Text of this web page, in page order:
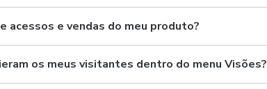
e vendas do meu produto?
os meus visitantes dentro do menu Visões?